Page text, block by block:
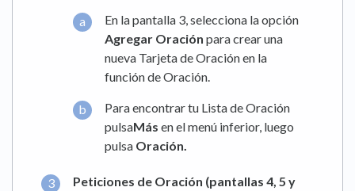
En la pantalla 3, selecciona la opción
Agregar Oración para crear una
nueva Tarjeta de Oración en la
función de Oración.
Para encontrar tu Lista de Oración
pulsaMás en el menú inferior, luego
pulsa Oración.
Peticiones de Oración (pantallas 4, 5 y